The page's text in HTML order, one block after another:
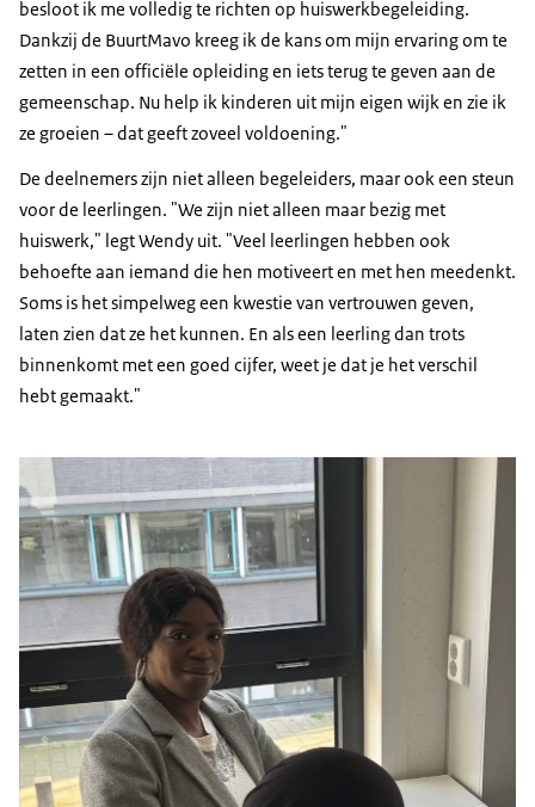
besloot ik me volledig te richten op huiswerkbegeleiding.
Dankzij de BuurtMavo kreeg ik de kans om mijn ervaring om te
zetten in een officiële opleiding en iets terug te geven aan de
gemeenschap. Nu help ik kinderen uit mijn eigen wijk en zie ik
ze groeien – dat geeft zoveel voldoening."
De deelnemers zijn niet alleen begeleiders, maar ook een steun
voor de leerlingen. "We zijn niet alleen maar bezig met
huiswerk," legt Wendy uit. "Veel leerlingen hebben ook
behoefte aan iemand die hen motiveert en met hen meedenkt.
Soms is het simpelweg een kwestie van vertrouwen geven,
laten zien dat ze het kunnen. En als een leerling dan trots
binnenkomt met een goed cijfer, weet je dat je het verschil
hebt gemaakt."